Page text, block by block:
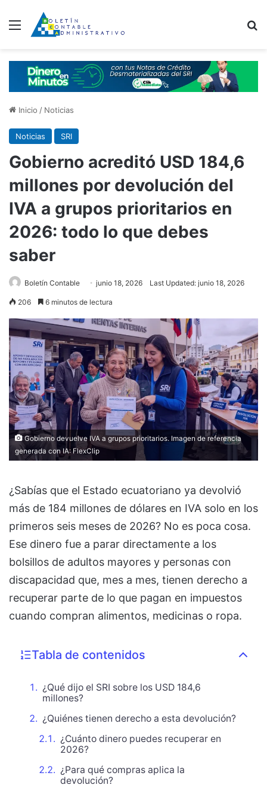
Menú
Inicio / Noticias
Noticias SRI
Gobierno acreditó USD 184,6
millones por devolución del
IVA a grupos prioritarios en
2026: todo lo que debes
saber
Boletín Contable junio 18, 2026 Last Updated: junio 18, 2026
206 6 minutos de lectura
Gobierno devuelve IVA a grupos prioritarios. Imagen de referencia
generada con IA:FlexClip
¿Sabías que el Estado ecuatoriano ya devolvió
más de 184 millones de dólares en IVA solo en los
primeros seis meses de 2026? No es poca cosa.
Ese dinero fue a parar directamente a los
bolsillos de adultos mayores y personas con
discapacidad que, mes a mes, tienen derecho a
recuperar parte de lo que pagan en impuestos
cuando compran alimentos, medicinas o ropa.
Tabla de contenidos
¿Qué dijo el SRI sobre los USD 184,6
millones?
¿Quiénes tienen derecho a esta devolución?
¿Cuánto dinero puedes recuperar en
2026?
¿Para qué compras aplica la
devolución?